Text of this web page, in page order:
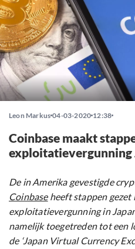
Leon Markus 04-03-2020 12:38
Coinbase maakt
exploitatievergunning
De in Amerika gevestigde
Coinbaseheeft stappen gezet
exploitatievergunning in
namelijk toegetreden tot een
de ‘Japan Virtual Currency